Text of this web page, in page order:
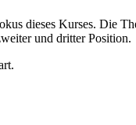
dieses Kurses. Die
und dritter Position.